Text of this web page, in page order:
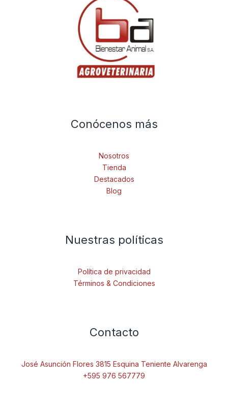
Conócenos más
Nosotros
Tienda
Destacados
Blog
Nuestras políticas
Política de privacidad
Términos & Condiciones
Contacto
José Asunción Flores 3815 Esquina Teniente Alvarenga
+595 976 567779